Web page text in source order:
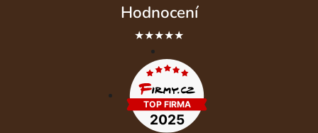
Hodnocení
★★★★★